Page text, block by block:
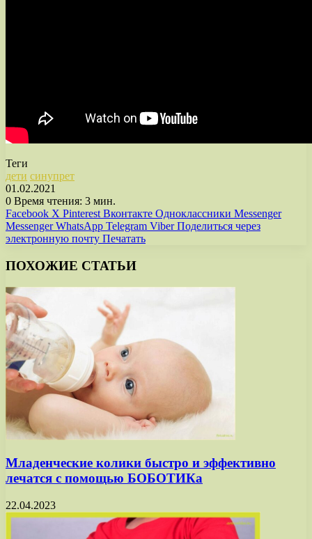
Теги
дети синупрет
01.02.2021
0 Время чтения: 3 мин.
Facebook X Pinterest Вконтакте Одноклассники Messenger
Messenger WhatsApp Telegram Viber Поделиться через
электронную почту Печатать
ПОХОЖИЕ СТАТЬИ
Младенческие колики быстро и эффективно
лечатся с помощью БОБОТИКа
22.04.2023